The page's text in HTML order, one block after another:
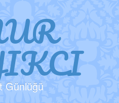
Günlüğü